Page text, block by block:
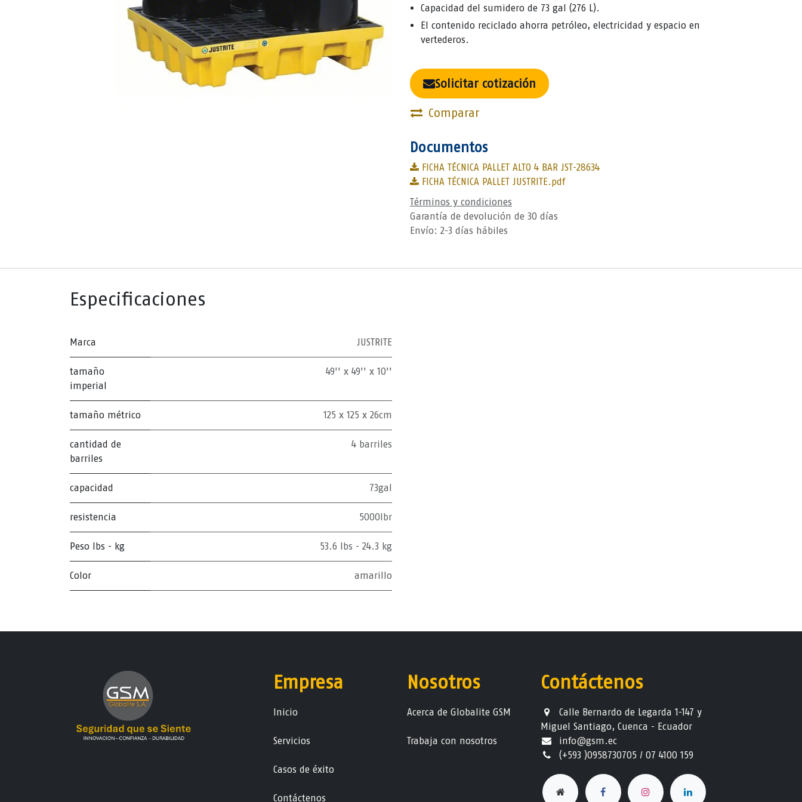
Capacidad del sumidero de 73 gal (276 L).
El contenido reciclado ahorra petróleo, electricidad y espacio en
vertederos.
Solicitar cotización
Comparar
Documentos
FICHA TÉCNICA PALLET ALTO 4 BAR JST-28634
FICHA TÉCNICA PALLET JUSTRITE.pdf
Términos y condiciones
Garantía de devolución de 30 días
Envío: 2-3 días hábiles
Especificaciones
Marca JUSTRITE
tamaño
imperial
49'' x 49'' x 10''
tamaño métrico 125 x 125 x 26cm
cantidad de
barriles
4 barriles
capacidad 73gal
resistencia 5000lbr
Peso lbs - kg 53.6 lbs - 24.3 kg
Color amarillo
Contáctenos
Calle Bernardo de Legarda 1-147 y
Miguel Santiago, Cuenca - Ecuador
info@gsm.ec​
(+593 )0958730705 / 07 4100 159
Empresa
Ini​ci​o
Servicios
Casos de éxito
Contáctenos
Nosotros
Acerca de Globalite GSM
Trabaja con nosotros